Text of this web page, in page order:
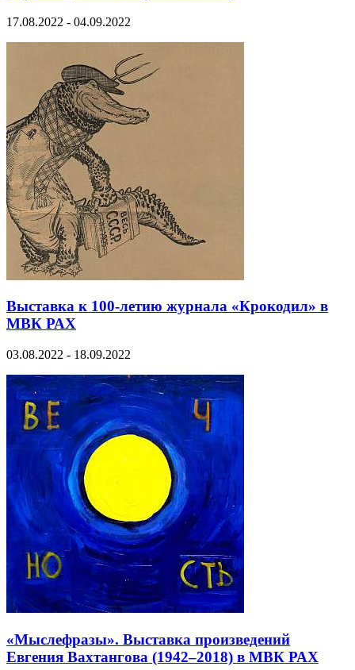
17.08.2022 - 04.09.2022
Выставка к 100-летию журнала «Крокодил» в
МВК РАХ
03.08.2022 - 18.09.2022
«Мыслефразы». Выставка произведений
Евгения Вахтангова (1942–2018) в МВК РАХ